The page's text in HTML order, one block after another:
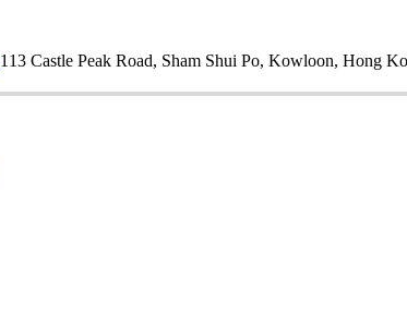
113 Castle Peak Road, Sham Shui Po, Kowloon, Hong